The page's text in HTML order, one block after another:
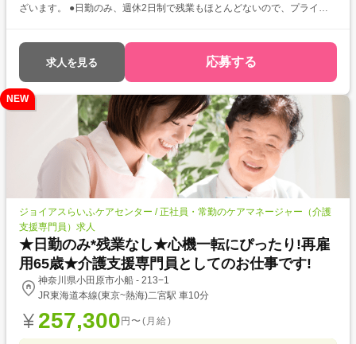
ざいます。 ●日勤のみ、週休2日制で残業もほとんどないので、プライベ
求人を見る 応募する
NEW
ジョイアスらいふケアセンター / 正社員・常勤のケアマネージャー（介護
支援専門員）求人
★日勤のみ*残業なし★心機一転にぴったり!再雇
用65歳★介護支援専門員としてのお仕事です!
神奈川県小田原市小船 - 213−1
JR東海道本線(東京~熱海)二宮駅 車10分
257,300 円〜(月給)